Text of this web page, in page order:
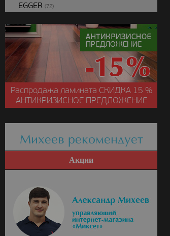
EGGER (72)
Распродажа ламината СКИДКА15 %
АНТИКРИЗИСНОЕ ПРЕДЛОЖЕНИЕ
Михеев рекомендует
Акции